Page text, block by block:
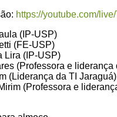
https://youtube.com/
(IP-USP)
(FE-USP)
Lira (IP-USP)
(Professora e liderança
(Liderança da TI Jaraguá)
(Professora e